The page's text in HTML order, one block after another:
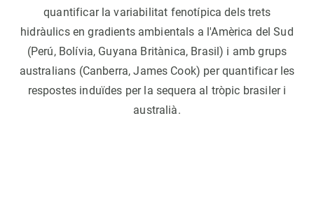
quantificar la variabilitat fenotípica dels trets
hidràulics en gradients ambientals a l'Amèrica del Sud
(Perú, Bolívia, Guyana Britànica, Brasil) i amb grups
australians (Canberra, James Cook) per quantificar les
respostes induïdes per la sequera al tròpic brasiler i
australià.